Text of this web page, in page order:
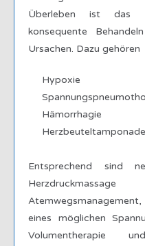
Überleben ist das
konsequente
Ursachen. Dazu gehören
Hypoxie
Hämorrhagie
Herzbeuteltamponade
Entsprechend sind
eines möglichen
Volumentherapie